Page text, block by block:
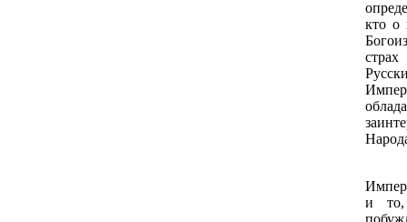
кто о
и то,